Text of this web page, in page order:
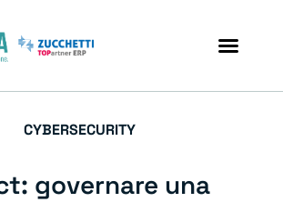
CYBERSECURITY
governare una